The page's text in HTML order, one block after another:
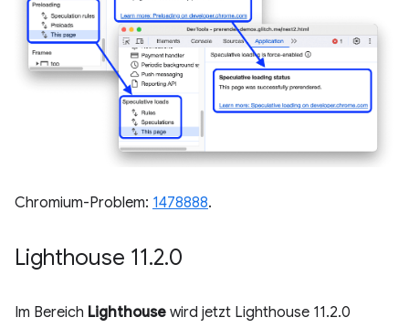
Chromium-Problem: 1478888.
Lighthouse 11.2.0
Im Bereich Lighthouse wird jetzt Lighthouse 11.2.0